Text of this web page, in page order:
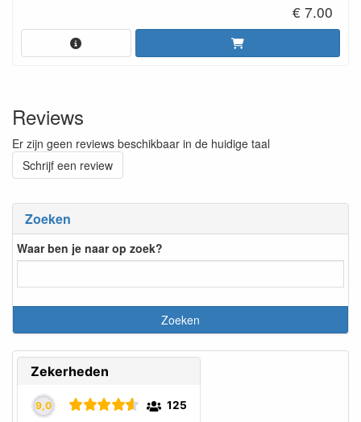
Zoeken
Waar ben je naar op zoek?
€ 7.00
Reviews
Er zijn geen reviews beschikbaar in de huidige taal
Schrijf een review